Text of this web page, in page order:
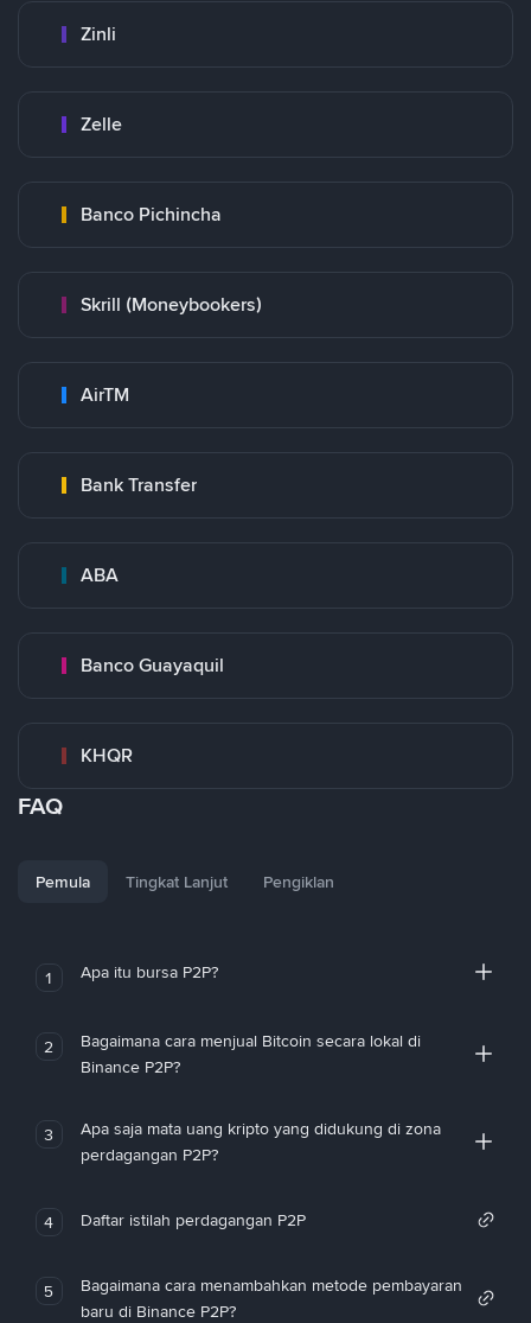
Zinli
Zelle
Banco Pichincha
Skrill (Moneybookers)
AirTM
Bank Transfer
ABA
Banco Guayaquil
KHQR
FAQ
Pemula Tingkat Lanjut Pengiklan
1 Apa itu bursa P2P?
2
Bagaimana cara menjual Bitcoin secara lokal di
Binance P2P?
3
Apa saja mata uang kripto yang didukung di zona
perdagangan P2P?
4 Daftar istilah perdagangan P2P
5
Bagaimana cara menambahkan metode pembayaran
baru di Binance P2P?